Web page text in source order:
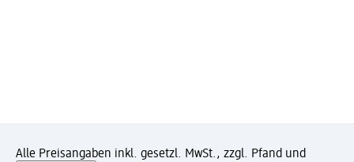
Alle Preisangaben inkl. gesetzl. MwSt., zzgl. Pfand und